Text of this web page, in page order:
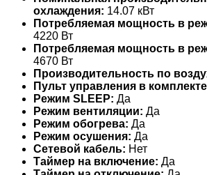
охлаждения: 14.07 кВт
Потребляемая мощность в
4220 Вт
Потребляемая мощность в
4670 Вт
Производительность по
Пульт управления в
Режим SLEEP: Да
Режим вентиляции: Да
Режим обогрева: Да
Режим осушения: Да
Сетевой кабель: Нет
Таймер на включение: Да